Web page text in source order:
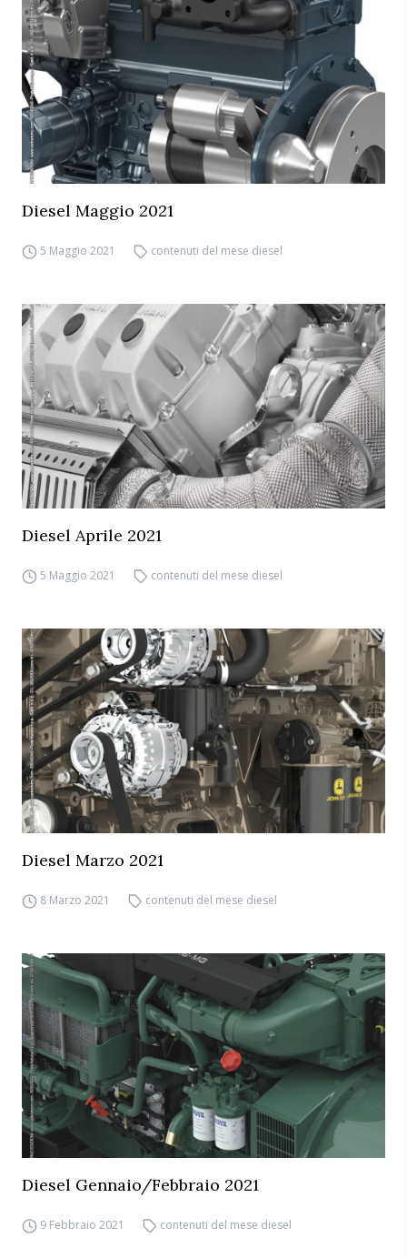
Diesel Maggio 2021
5 Maggio 2021 contenuti del mese diesel
Diesel Aprile 2021
5 Maggio 2021 contenuti del mese diesel
Diesel Marzo 2021
8 Marzo 2021 contenuti del mese diesel
Diesel Gennaio/Febbraio 2021
9 Febbraio 2021 contenuti del mese diesel